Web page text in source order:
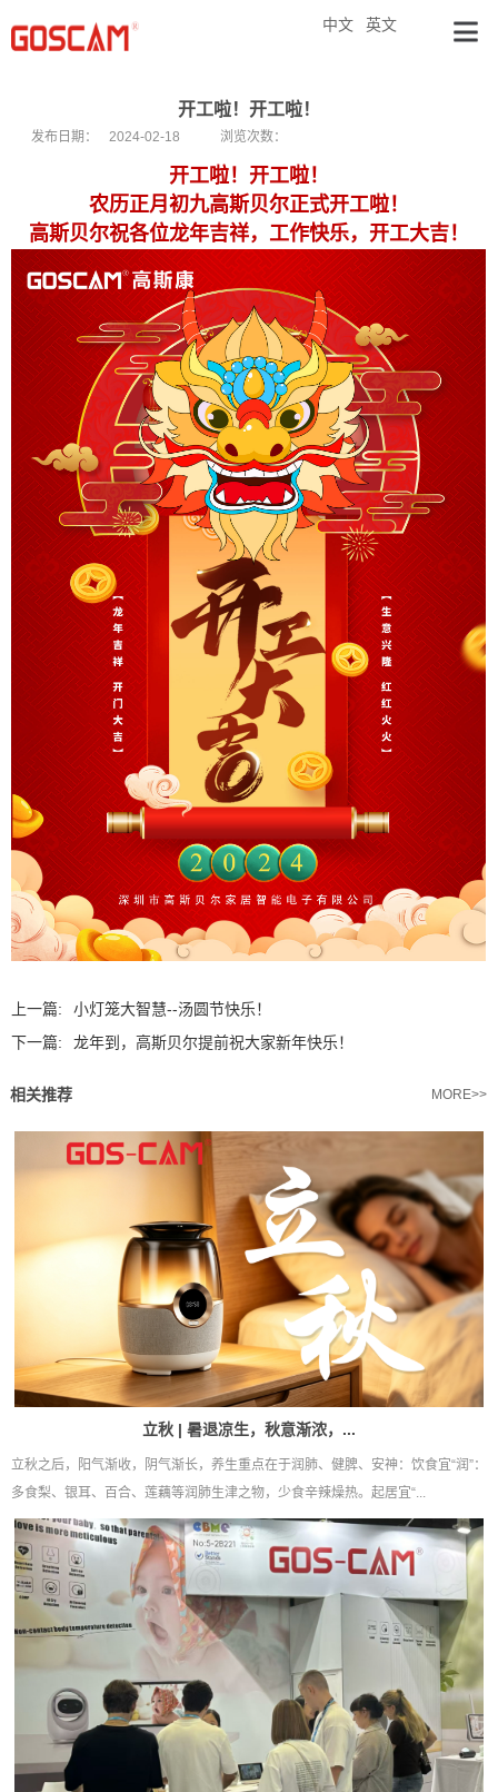
英文
中文
开工啦！开工啦！
发布日期： 2024-02-18 浏览次数：
开工啦！开工啦！
农历正月初九高斯贝尔正式开工啦！
高斯贝尔祝各位龙年吉祥， 工作快乐，开工大吉！
上一篇:
小灯笼大智慧--汤圆节快乐！
下一篇:
龙年到，高斯贝尔提前祝大家新年快乐！
相关推荐 MORE>>
立秋 | 暑退凉生，秋意渐浓，...
立秋之后，阳气渐收，阴气渐长，养生重点在于润肺、健脾、安神：饮食宜“润”：
多食梨、银耳、百合、莲藕等润肺生津之物，少食辛辣燥热。起居宜“...